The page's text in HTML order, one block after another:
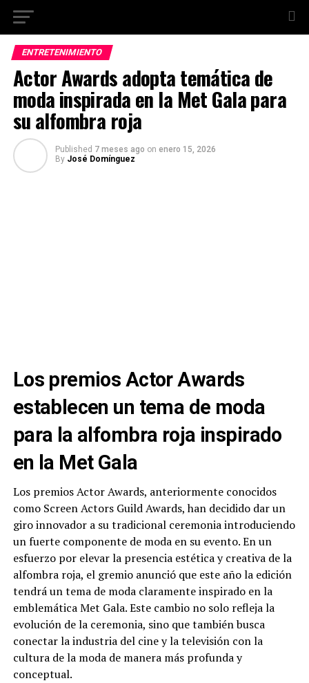
ENTRETENIMIENTO
Actor Awards adopta temática de
moda inspirada en la Met Gala para
su alfombra roja
Published 7 meses ago on enero 15, 2026
By José Domínguez
Los premios Actor Awards
establecen un tema de moda
para la alfombra roja inspirado
en la Met Gala
Los premios Actor Awards, anteriormente conocidos
como Screen Actors Guild Awards, han decidido dar un
giro innovador a su tradicional ceremonia introduciendo
un fuerte componente de moda en su evento. En un
esfuerzo por elevar la presencia estética y creativa de la
alfombra roja, el gremio anunció que este año la edición
tendrá un tema de moda claramente inspirado en la
emblemática Met Gala. Este cambio no solo refleja la
evolución de la ceremonia, sino que también busca
conectar la industria del cine y la televisión con la
cultura de la moda de manera más profunda y
conceptual.